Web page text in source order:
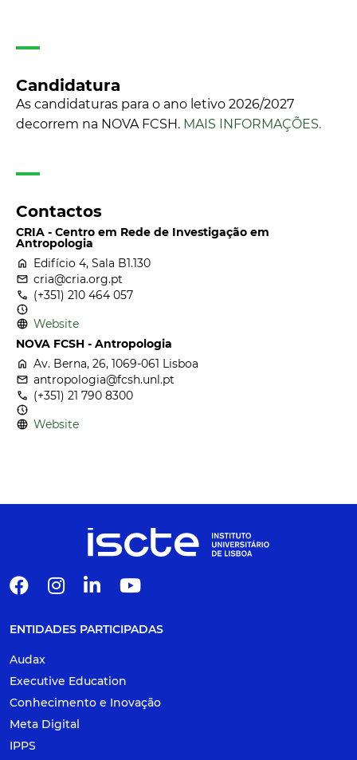
Candidatura
As candidaturas para o ano letivo 2026/2027
decorrem na NOVA FCSH. MAIS INFORMAÇÕES.
Contactos
CRIA - Centro em Rede de Investigação em
Antropologia
home Edifício 4, Sala B1.130
email cria@cria.org.pt
call (+351) 210 464 057
nest_clock_farsight_analog
language Website
NOVA FCSH - Antropologia
home Av. Berna, 26, 1069-061 Lisboa
email antropologia@fcsh.unl.pt
call (+351) 21 790 8300
nest_clock_farsight_analog
language Website
ENTIDADES PARTICIPADAS
Audax
Executive Education
Conhecimento e Inovação
Meta Digital
IPPS